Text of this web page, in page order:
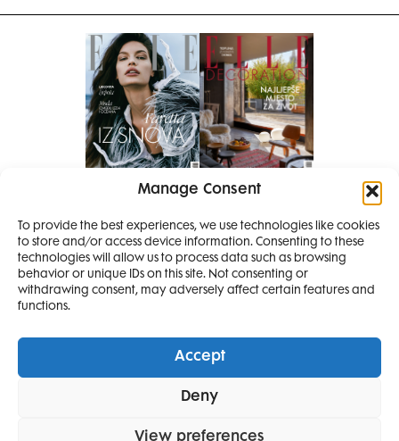
Manage Consent
To provide the best experiences, we use technologies like cookies
to store and/or access device information. Consenting to these
technologies will allow us to process data such as browsing
behavior or unique IDs on this site. Not consenting or
withdrawing consent, may adversely affect certain features and
functions.
Accept
Deny
View preferences
Pretplati se na časopis
PRETPLATITE SE
Elle ProjectsElle Beauty AwardsElle Style Awards
LifestyleDecoration
SMANJI
4 IZDANJA
I 2 IZDANJA ELLE
DECORATIONA +
POKLON